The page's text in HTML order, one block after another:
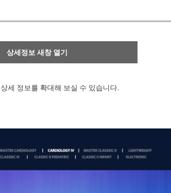
상세정보 새창 열기
상세 정보를 확대해 보실 수 있습니다.